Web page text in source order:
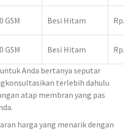
GSM Besi Hitam
GSM Besi Hitam
Anda bertanya seputar
terlebih dahulu
atap membran yang pas
harga yang menarik dengan